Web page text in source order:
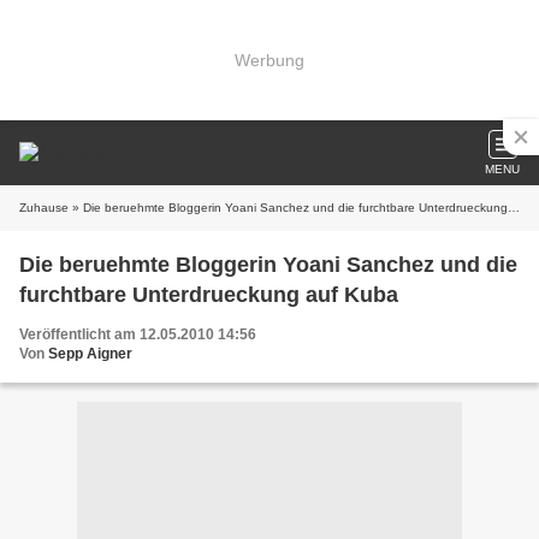
Werbung
MENU
Zuhause » Die beruehmte Bloggerin Yoani Sanchez und die furchtbare Unterdrueckung auf Kuba
Die beruehmte Bloggerin Yoani Sanchez und die
furchtbare Unterdrueckung auf Kuba
Veröffentlicht am 12.05.2010 14:56
Von Sepp Aigner